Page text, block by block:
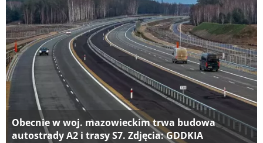
Obecnie w woj. mazowieckim trwa budowa
autostrady A2 i trasy S7. Zdjęcia: GDDKIA